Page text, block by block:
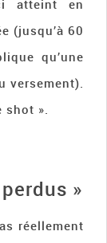
atteint en
(jusqu’à 60
qu’une
versement).
».
»
réellement